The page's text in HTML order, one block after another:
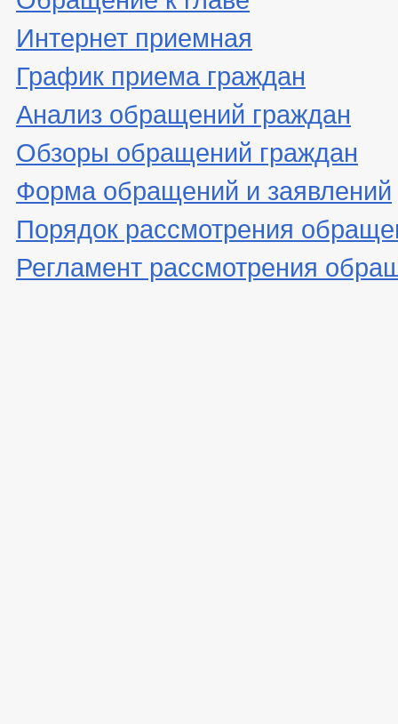
Интернет приемная
График приема граждан
Анализ обращений граждан
Обзоры обращений граждан
Форма обращений и заявлений
Порядок рассмотрения
Регламент рассмотрения